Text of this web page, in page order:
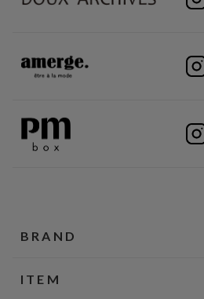
BRAND
ITEM